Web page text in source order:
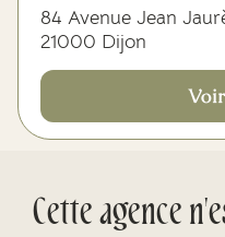
84 Avenue Jean
21000 Dijon
Cette agence